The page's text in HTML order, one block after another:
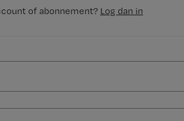
of abonnement? Log dan in